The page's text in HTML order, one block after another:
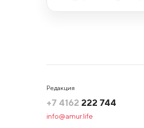
Редакция
+7 4162 222 744
info@amur.life